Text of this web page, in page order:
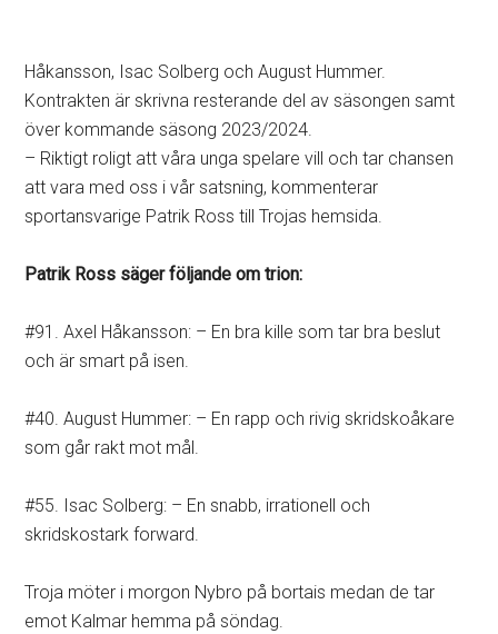
Håkansson, Isac Solberg och August Hummer.
Kontrakten är skrivna resterande del av säsongen samt
över kommande säsong 2023/2024.
– Riktigt roligt att våra unga spelare vill och tar chansen
att vara med oss i vår satsning, kommenterar
sportansvarige Patrik Ross till Trojas hemsida.
Patrik Ross säger följande om trion:
#91. Axel Håkansson: – En bra kille som tar bra beslut
och är smart på isen.
#40. August Hummer: – En rapp och rivig skridskoåkare
som går rakt mot mål.
#55. Isac Solberg: – En snabb, irrationell och
skridskostark forward.
Troja möter i morgon Nybro på bortais medan de tar
emot Kalmar hemma på söndag.